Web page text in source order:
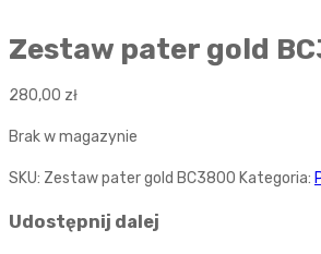
Zestaw pater gold
280,00 zł
Brak w magazynie
SKU: Zestaw pater gold BC3800 Kategoria:
Udostępnij dalej